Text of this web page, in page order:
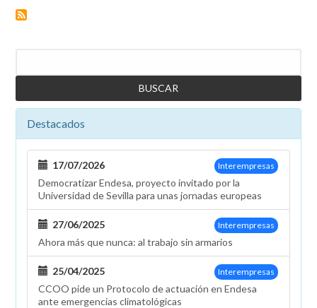
diciembre
recuperar
Destacados
Interempresas
17/07/2026
Democratizar Endesa, proyecto invitado por la
Universidad de Sevilla para unas jornadas europeas
Interempresas
27/06/2025
Ahora más que nunca: al trabajo sin armarios
Interempresas
25/04/2025
CCOO pide un Protocolo de actuación en Endesa
ante emergencias climatológicas